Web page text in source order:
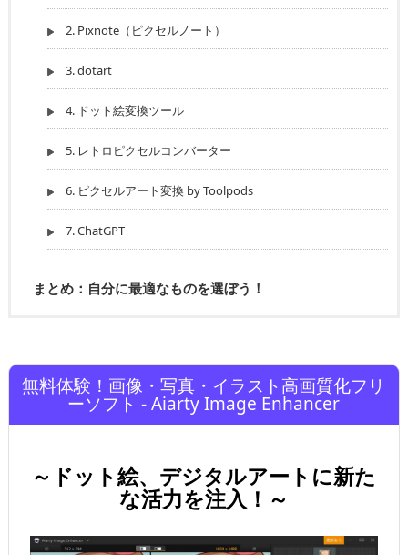
2. Pixnote（ピクセルノート）
3. dotart
4. ドット絵変換ツール
5. レトロピクセルコンバーター
6. ピクセルアート変換 by Toolpods
7. ChatGPT
まとめ：自分に最適なものを選ぼう！
無料体験！画像・写真・イラスト高画質化フリ
ーソフト - Aiarty Image Enhancer
～ドット絵、デジタルアートに新た
な活力を注入！～